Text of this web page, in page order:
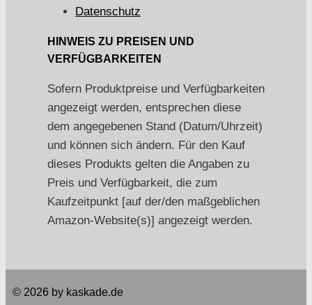
Datenschutz
HINWEIS ZU PREISEN UND
VERFÜGBARKEITEN
Sofern Produktpreise und Verfügbarkeiten
angezeigt werden, entsprechen diese
dem angegebenen Stand (Datum/Uhrzeit)
und können sich ändern. Für den Kauf
dieses Produkts gelten die Angaben zu
Preis und Verfügbarkeit, die zum
Kaufzeitpunkt [auf der/den maßgeblichen
Amazon-Website(s)] angezeigt werden.
© 2026 by kaskade.de